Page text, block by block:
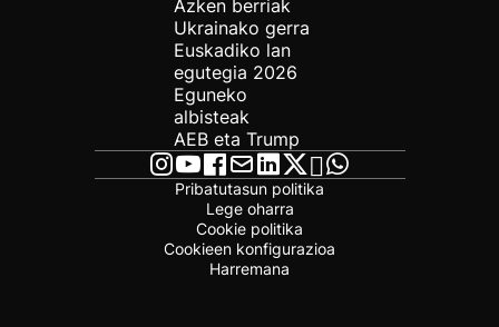
Azken berriak
Ukrainako gerra
Euskadiko lan
egutegia 2026
Eguneko
albisteak
AEB eta Trump
Pribatutasun politika
Lege oharra
Cookie politika
Cookieen konfigurazioa
Harremana